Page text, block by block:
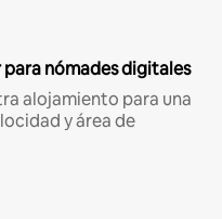
nómades digitales
alojamiento para una
y área de